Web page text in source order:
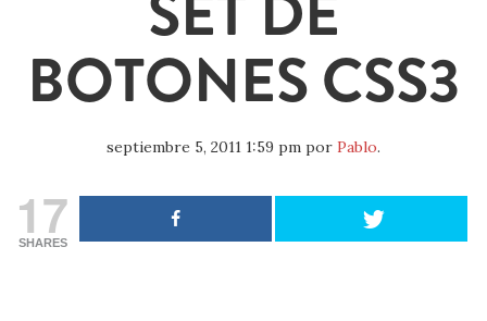
BOTONES CSS3
septiembre 5, 2011 1:59 pm por Pablo.
17
SHARES